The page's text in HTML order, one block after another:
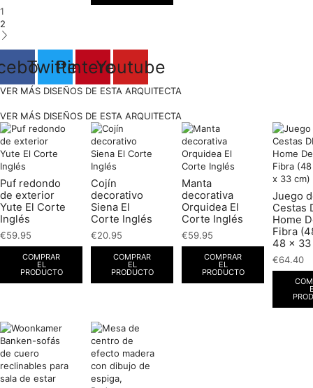
1
2
TwitterPinterestYoutube
VER MÁS DISEÑOS DE ESTA ARQUITECTA
VER MÁS DISEÑOS DE ESTA ARQUITECTA
Puf redondo
de exterior
Yute El Corte
Inglés
€59.95
COMPRAR
EL
PRODUCTO
Cojín
decorativo
Siena El
Corte Inglés
€20.95
COMPRAR
EL
PRODUCTO
Manta
decorativa
Orquidea El
Corte Inglés
€59.95
COMPRAR
EL
PRODUCTO
Juego
Cestas
Home
Fibra
48 x 33
€64.40